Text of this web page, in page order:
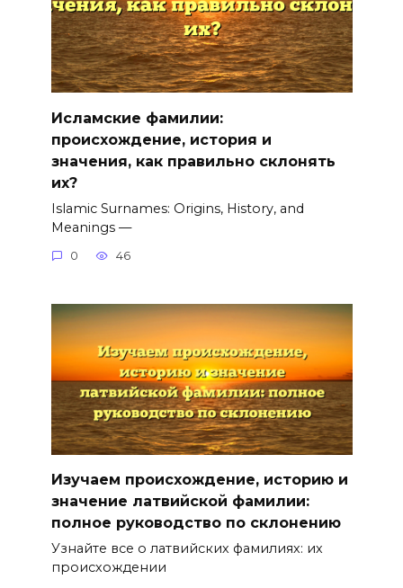
Исламские фамилии:
происхождение, история и
значения, как правильно склонять
их?
Islamic Surnames: Origins, History, and
Meanings —
0 46
Изучаем происхождение, историю и
значение латвийской фамилии:
полное руководство по склонению
Узнайте все о латвийских фамилиях: их
происхождении